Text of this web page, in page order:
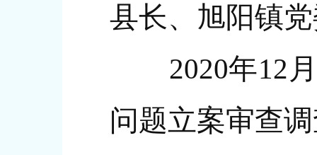
县长、旭阳镇
2020年12月
问题立案审查